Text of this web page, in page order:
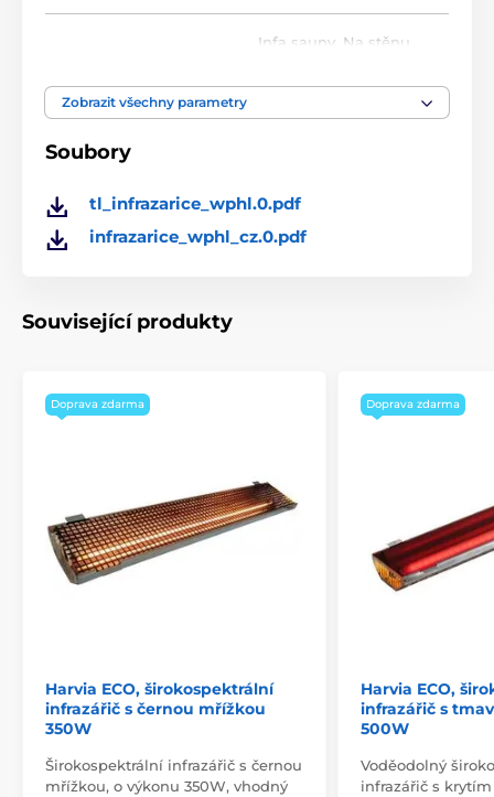
Rozměry: 380x6x700 mm
Infa sauny Na stěnu
Zobrazit všechny parametry
Soubory
tl_infrazarice_wphl.0.pdf
infrazarice_wphl_cz.0.pdf
Související produkty
Doprava zdarma
Harvia ECO, širokospektrální
infrazářič s černou mřížkou
350W
Širokospektrální infrazářič s černou
mřížkou, o výkonu 350W, vhodný
Doprava zdarma
Harvia ECO,
infrazářič s
500W
Voděodolný
infrazářič s